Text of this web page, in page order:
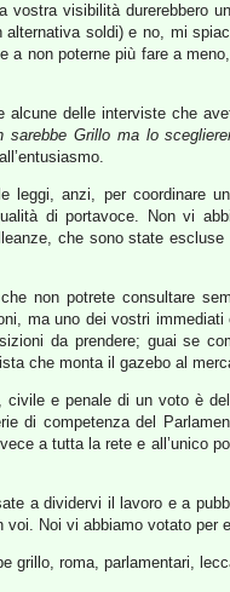
vostra visibilità durerebbero
alternativa soldi) e no, mi
a non poterne più fare a
alcune delle interviste che
sarebbe Grillo ma lo
leggi, anzi, per coordinare
di portavoce. Non vi
che sono state
non potrete consultare
ma uno dei vostri
da prendere; guai se
che monta il gazebo al
civile e penale di un voto è
di competenza del
a tutta la rete e all’unico
a dividervi il lavoro e a
Noi vi abbiamo votato per
grillo, roma, parlamentari,